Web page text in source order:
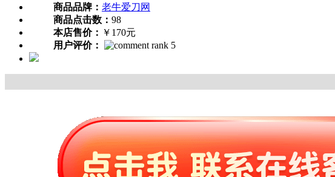
商品品牌： 老牛爱刀网
商品点击数： 98
本店售价： ￥170元
用户评价：